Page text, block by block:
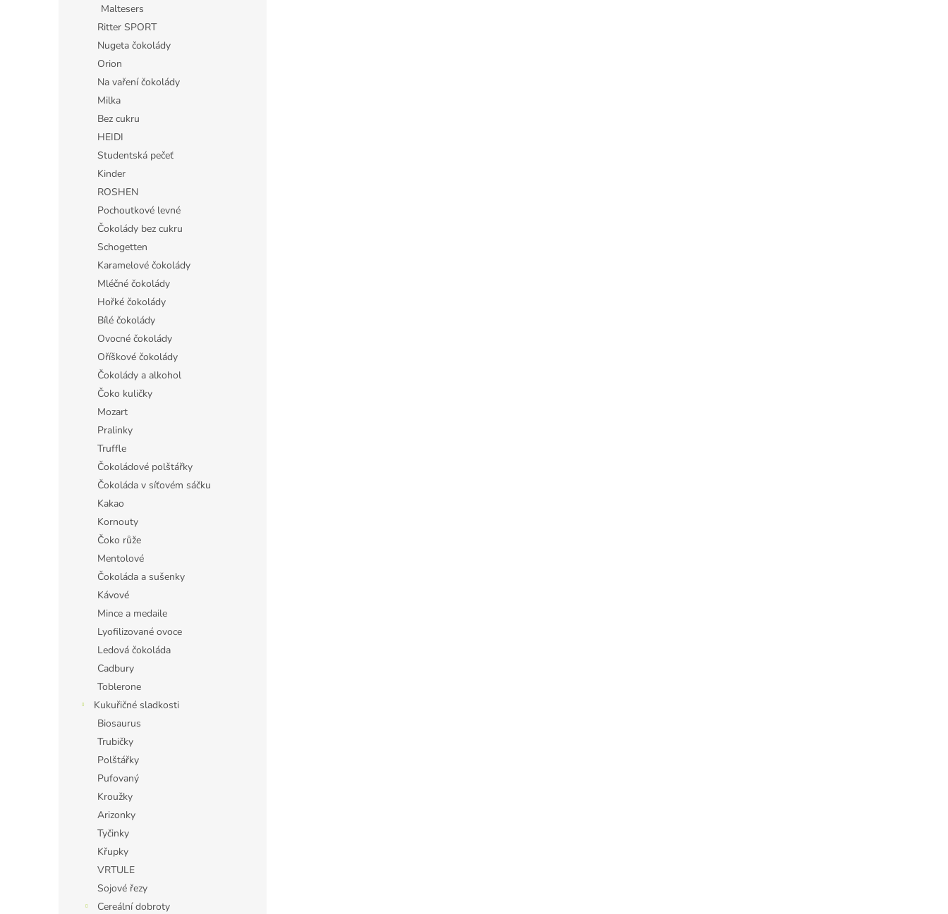
Maltesers
Ritter SPORT
Nugeta čokolády
Orion
Na vaření čokolády
Milka
Bez cukru
HEIDI
Studentská pečeť
Kinder
ROSHEN
Pochoutkové levné
Čokolády bez cukru
Schogetten
Karamelové čokolády
Mléčné čokolády
Hořké čokolády
Bílé čokolády
Ovocné čokolády
Oříškové čokolády
Čokolády a alkohol
Čoko kuličky
Mozart
Pralinky
Truffle
Čokoládové polštářky
Čokoláda v síťovém sáčku
Kakao
Kornouty
Čoko růže
Mentolové
Čokoláda a sušenky
Kávové
Mince a medaile
Lyofilizované ovoce
Ledová čokoláda
Cadbury
Toblerone
Kukuřičné sladkosti
Biosaurus
Trubičky
Polštářky
Pufovaný
Kroužky
Arizonky
Tyčinky
Křupky
VRTULE
Sojové řezy
Cereální dobroty